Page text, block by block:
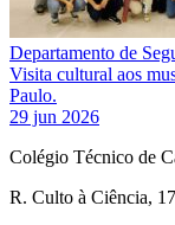
Departamento de
Visita cultural aos
Paulo.
29 jun 2026
Colégio Técnico de
R. Culto à Ciência,